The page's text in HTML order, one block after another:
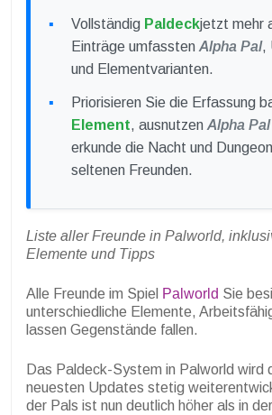
Vollständig Paldeckjetzt mehr
Einträge umfassten Alpha Pal,
und Elementvarianten.
Priorisieren Sie die Erfassung
Element, ausnutzen Alpha Pal
erkunde die Nacht und
seltenen Freunden.
Liste aller Freunde in Palworld,
Elemente und Tipps
Alle Freunde im Spiel Palworld Sie
unterschiedliche Elemente,
lassen Gegenstände fallen.
Das Paldeck-System in Palworld wird
neuesten Updates stetig
der Pals ist nun deutlich höher als in